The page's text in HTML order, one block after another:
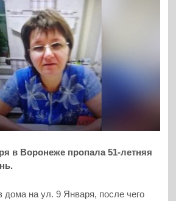
в Воронеже пропала 51-летняя
на ул. 9 Января, после чего